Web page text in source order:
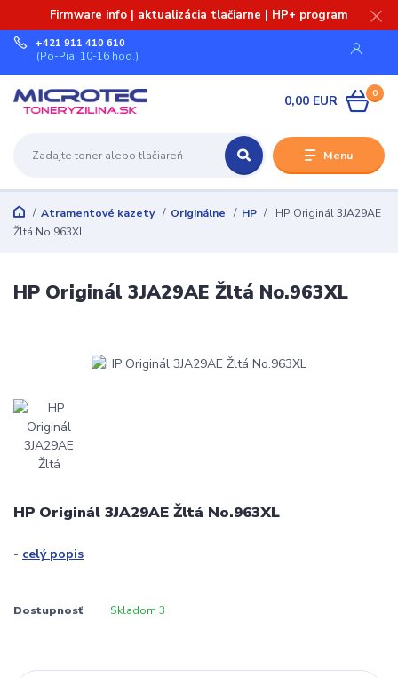
Firmware info | aktualizácia tlačiarne | HP+ program
Menu
+421 911 410 610
(Po-Pia, 10-16 hod.)
0
0,00 EUR
Atramentové kazety Originálne HP
HP Originál 3JA29AE
Žltá No.963XL
HP Originál 3JA29AE Žltá No.963XL
HP Originál 3JA29AE Žltá No.963XL
- celý popis
Dostupnosť Skladom 3